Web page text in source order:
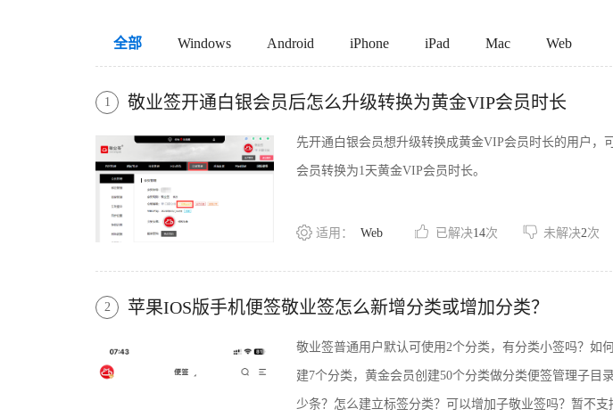
全部 Windows Android iPhone iPad Mac Web
1 敬业签开通白银会员后怎么升级转换为黄金VIP会员时长
先开通白银会员想升级转换成黄金VIP会员时长的用户，
会员转换为1天黄金VIP会员时长。
适用： Web 已解决14次 未解决2次
2 苹果IOS版手机便签敬业签怎么新增分类或增加分类？
敬业签普通用户默认可使用2个分类，有分类小签吗？如
建7个分类，黄金会员创建50个分类做分类便签管理子目
少条？怎么建立标签分类？可以增加子敬业签吗？暂不支